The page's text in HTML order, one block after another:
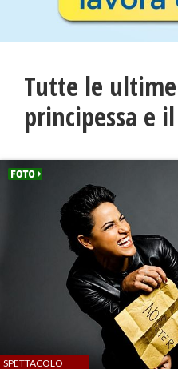
Tutte le
principessa e
SPETTACOLO